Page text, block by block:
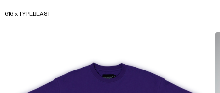
616 x TYPEBEAST